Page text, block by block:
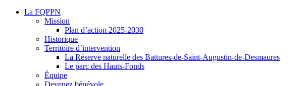
La FQPPN
Mission
Plan d’action 2025-2030
Historique
Territoire d’intervention
La Réserve naturelle des Battures-de-Saint-Augustin-de-Desmaures
Le parc des Hauts-Fonds
Équipe
Devenez bénévole